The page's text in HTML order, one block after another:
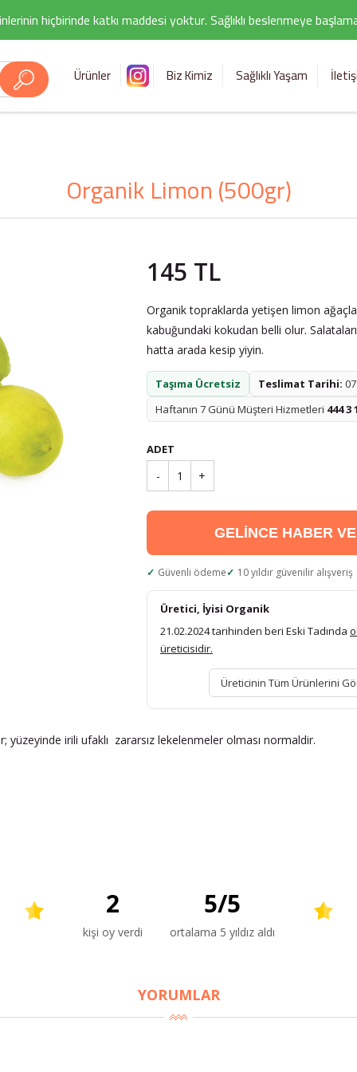
hiçbirinde katkı maddesi yoktur. Sağlıklı beslenmeye
Ürünler Biz Kimiz Sağlıklı Yaşam
Organik Limon (500gr)
145 TL
Organik topraklarda yetişen limon
kabuğundaki kokudan belli olur.
hatta arada kesip yiyin.
Taşıma Ücretsiz Teslimat Tarihi:
Haftanın 7 Günü Müşteri Hizmetleri 444 3
ADET
- 1 +
GELİNCE HABER
Güvenli ödeme 10 yıldır güvenilir alışveriş
Üretici, İyisi Organik
21.02.2024 tarihinden beri Eski Tadında
üreticisidir.
Üreticinin Tüm Ürünlerini
irili ufaklı zararsız lekelenmeler olması normaldir.
2
kişi oy verdi
5/5
ortalama 5 yıldız aldı
YORUMLAR